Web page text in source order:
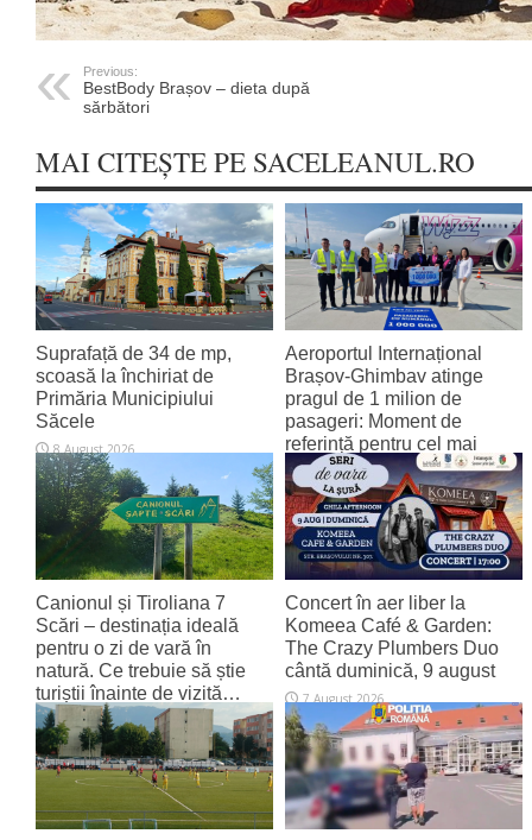
Previous:
BestBody Brașov – dieta după
sărbători
MAI CITEȘTE PE SACELEANUL.RO
Suprafață de 34 de mp,
scoasă la închiriat de
Primăria Municipiului
Săcele
8 August 2026
Aeroportul Internațional
Brașov‑Ghimbav atinge
pragul de 1 milion de
pasageri: Moment de
referință pentru cel mai
tânăr aeroport al țării
8 August 2026
Canionul și Tiroliana 7
Scări – destinația ideală
pentru o zi de vară în
natură. Ce trebuie să știe
turiștii înainte de vizită…
7 August 2026
Concert în aer liber la
Komeea Café & Garden:
The Crazy Plumbers Duo
cântă duminică, 9 august
7 August 2026